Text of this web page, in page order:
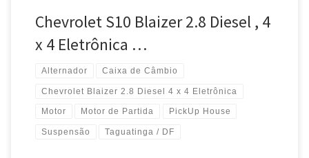
Chevrolet S10 Blaizer 2.8 Diesel , 4
x 4 Eletrônica …
Alternador Caixa de Câmbio
Chevrolet Blaizer 2.8 Diesel 4 x 4 Eletrônica
Motor Motor de Partida PickUp House
Suspensão Taguatinga / DF